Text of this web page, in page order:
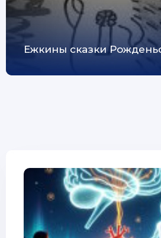
Ежкины сказки